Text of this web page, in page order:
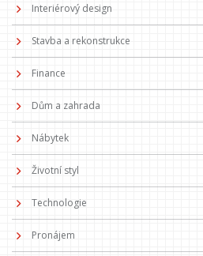
Interiérový design
Stavba a rekonstrukce
Finance
Dům a zahrada
Nábytek
Životní styl
Technologie
Pronájem